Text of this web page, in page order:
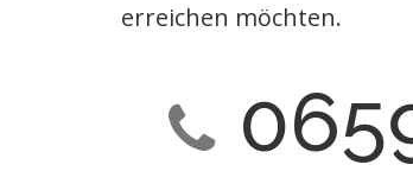
erreichen möchten.